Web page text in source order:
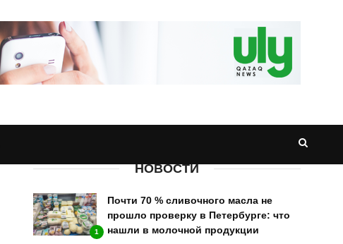
НОВОСТИ
1
Почти 70 % сливочного масла не
прошло проверку в Петербурге: что
нашли в молочной продукции